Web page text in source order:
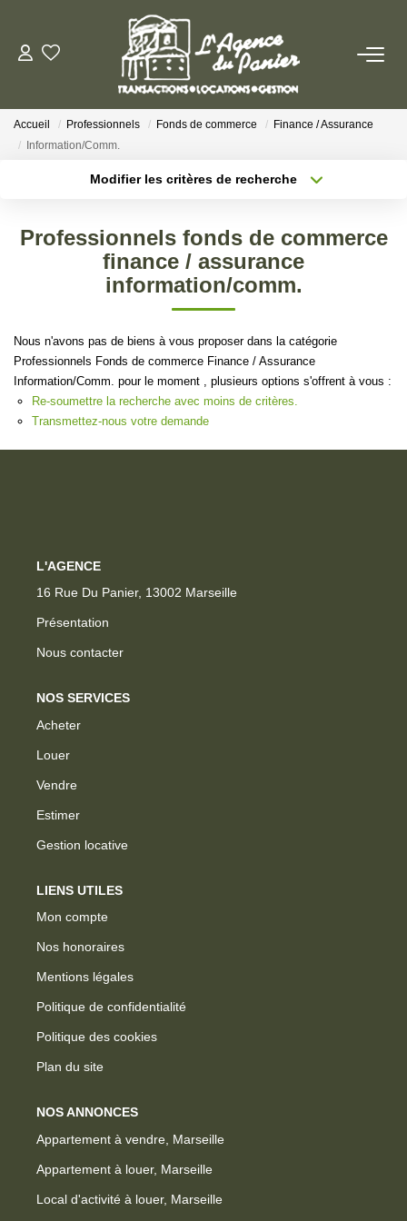
ACHETER
Acheter
Louer
Nos Conseils Aux Locataires
VENDRE
ESTIMER
Accueil Professionnels Fonds de commerce
Finance / Assurance
Information/Comm.
Modifier les critères de recherche
Type de bien
Plus de critères
Professionnels fonds de commerce
finance / assurance
information/comm.
Nous n'avons pas de biens à vous proposer dans la catégorie
Professionnels Fonds de commerce Finance / Assurance
Information/Comm. pour le moment , plusieurs options s'offrent à vous :
Re-soumettre la recherche avec moins de critères.
Transmettez-nous votre demande
L'AGENCE
16 Rue Du Panier, 13002 Marseille
Présentation
Nous contacter
NOS SERVICES
Acheter
Louer
Vendre
Estimer
Gestion locative
LIENS UTILES
Mon compte
Nos honoraires
Mentions légales
Politique de confidentialité
Politique des cookies
Plan du site
NOS ANNONCES
Appartement à vendre, Marseille
Appartement à louer, Marseille
Local d'activité à louer, Marseille